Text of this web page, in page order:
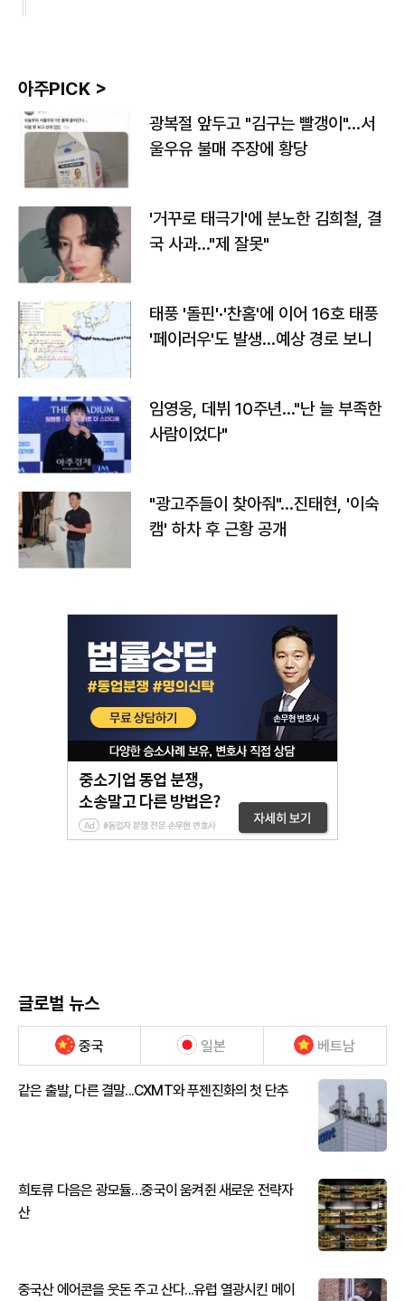
아주PICK >
광복절 앞두고 "김구는 빨갱이"…서
울우유 불매 주장에 황당
'거꾸로 태극기'에 분노한 김희철, 결
국 사과…"제 잘못"
태풍 '돌핀'·'찬홈'에 이어 16호 태풍
'페이러우'도 발생…예상 경로 보니
임영웅, 데뷔 10주년…"난 늘 부족한
사람이었다"
"광고주들이 찾아줘"…진태현, '이숙
캠' 하차 후 근황 공개
글로벌 뉴스
중국 일본 베트남
같은 출발, 다른 결말...CXMT와 푸젠진화의 첫 단추
희토류 다음은 광모듈…중국이 움켜쥔 새로운 전략자
산
중국산 에어콘을 웃돈 주고 산다...유럽 열광시킨 메이